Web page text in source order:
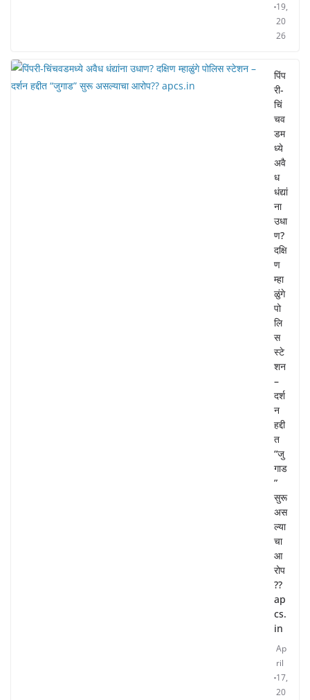
19,
20
26
पिंप
री-
चिं
चव
डम
ध्ये
अवै
ध
धंद्यां
ना
उधा
ण?
दक्षि
ण
म्हा
ळुंगे
पो
लि
स
स्टे
शन
–
दर्श
न
हद्दी
त
“जु
गाड
”
सुरू
अस
ल्या
चा
आ
रोप
??
ap
cs.
in
Ap
ril
17,
20